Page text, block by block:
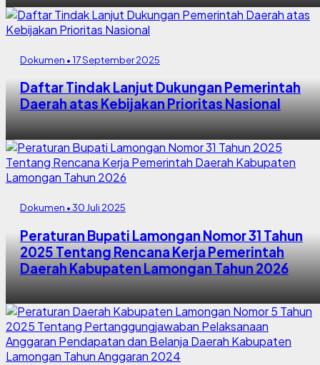
Dokumen • 17 September 2025
Daftar Tindak Lanjut Dukungan Pemerintah
Daerah atas Kebijakan Prioritas Nasional
Dokumen • 30 Juli 2025
Peraturan Bupati Lamongan Nomor 31 Tahun
2025 Tentang Rencana Kerja Pemerintah
Daerah Kabupaten Lamongan Tahun 2026